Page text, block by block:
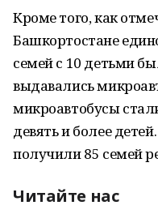
Кроме того, как
Башкортостане
семей с 10 детьми
выдавались
микроавтобусы
девять и более
получили 85 семей
Читайте нас